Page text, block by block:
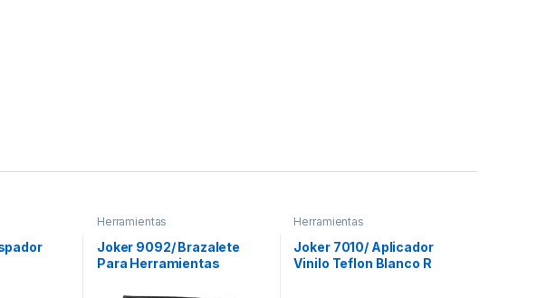
Herramientas
Joker 9092/ Brazalete
Para Herramientas
Herramientas
Joker 7010/ Aplicador
Vinilo Teflon Blanco R